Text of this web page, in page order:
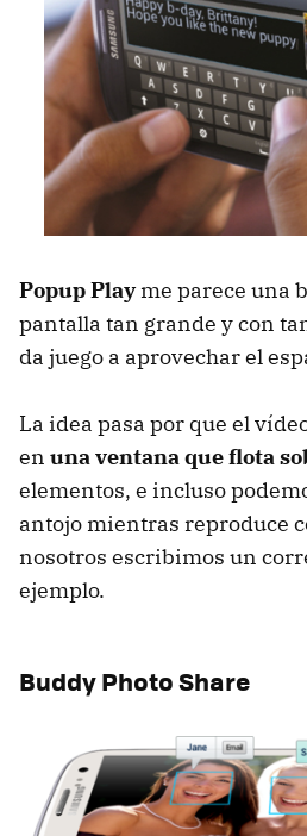
Popup Playme parece una
pantalla tan grande y con
da juego a aprovechar el
La idea pasa por que el
en una ventana que flota
elementos, e incluso
antojo mientras reproduce
nosotros escribimos un
ejemplo.
Buddy Photo Share